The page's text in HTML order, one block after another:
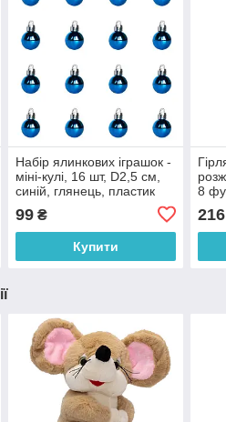
Набір ялинкових іграшок -
міні-кулі, 16 шт, D2,5 см,
синій, глянець, пластик
99₴
Купити
8
216